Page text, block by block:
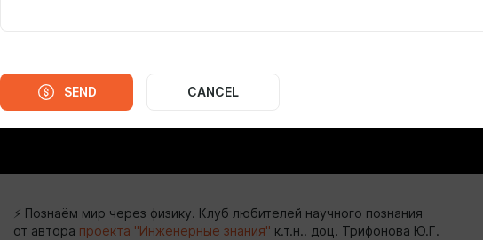
⚡ Познаём мир через физику. Клуб любителей научного познания
от автора проекта "Инженерные знания" к.т.н.. доц. Трифонова Ю.Г.
SEND CANCEL